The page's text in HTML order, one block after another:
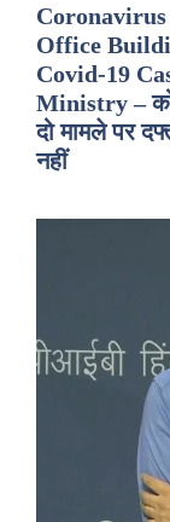
Office
Covid-19
Ministry –
दो मामले पर
नहीं